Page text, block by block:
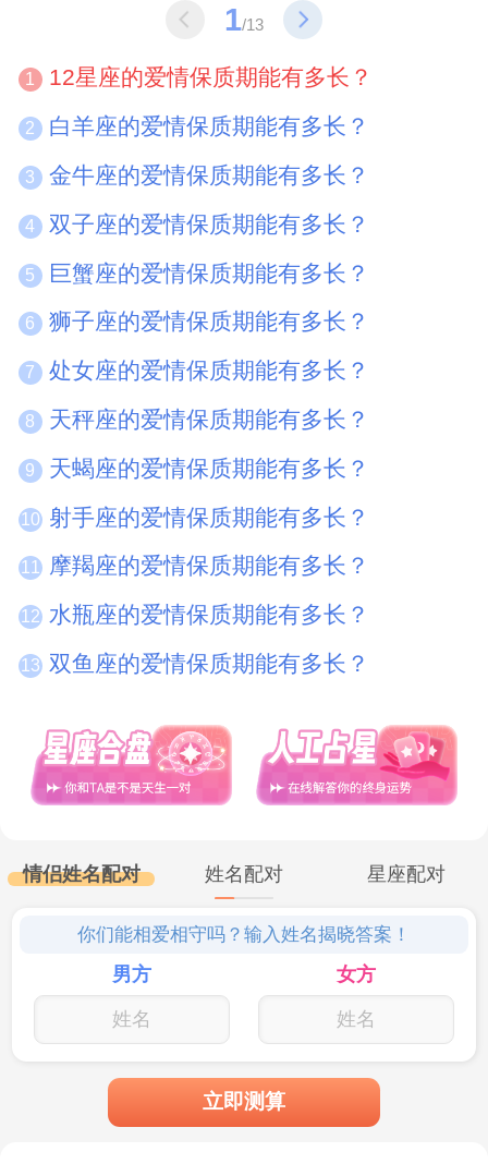
1/13
1 12星座的爱情保质期能有多长？
2 白羊座的爱情保质期能有多长？
3 金牛座的爱情保质期能有多长？
4 双子座的爱情保质期能有多长？
5 巨蟹座的爱情保质期能有多长？
6 狮子座的爱情保质期能有多长？
7 处女座的爱情保质期能有多长？
8 天秤座的爱情保质期能有多长？
9 天蝎座的爱情保质期能有多长？
10 射手座的爱情保质期能有多长？
11 摩羯座的爱情保质期能有多长？
12 水瓶座的爱情保质期能有多长？
13 双鱼座的爱情保质期能有多长？
情侣姓名配对 姓名配对 星座配对
你们能相爱相守吗？输入姓名揭晓答案！
男方 女方
立即测算